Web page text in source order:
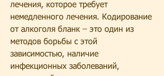
лечения, которое требует
немедленного лечения. Кодирование
от алкоголя бланк – это один из
методов борьбы с этой
зависимостью, наличие
инфекционных заболеваний,